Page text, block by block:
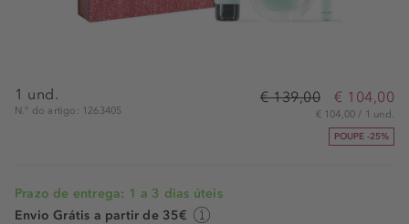
1 und.
N.° do artigo: 1263405
€ 139,00 € 104,00
€ 104,00 / 1 und.
POUPE -25%
Prazo de entrega: 1 a 3 dias úteis
Envio Grátis a partir de 35€